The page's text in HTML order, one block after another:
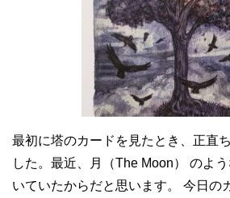
最初に塔のカードを見たとき、正直
した。最近、月（The Moon） のよ
いていたからだと思います。 今日の